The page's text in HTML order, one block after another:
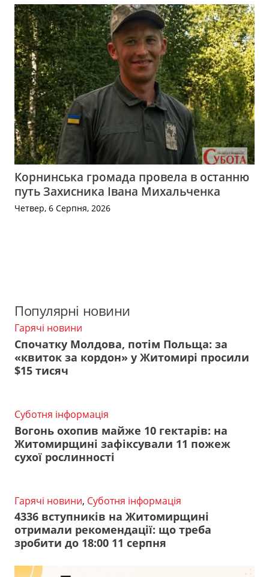
Корнинська громада провела в останню
путь Захисника Івана Михальченка
Четвер, 6 Серпня, 2026
Популярні новини
Гарячі новини
Спочатку Молдова, потім Польща: за
«квиток за кордон» у Житомирі просили
$15 тисяч
Суботня інформація
Вогонь охопив майже 10 гектарів: на
Житомирщині зафіксували 11 пожеж
сухої рослинності
Гарячі новини, Суботня інформація
4336 вступників на Житомирщині
отримали рекомендації: що треба
зробити до 18:00 11 серпня